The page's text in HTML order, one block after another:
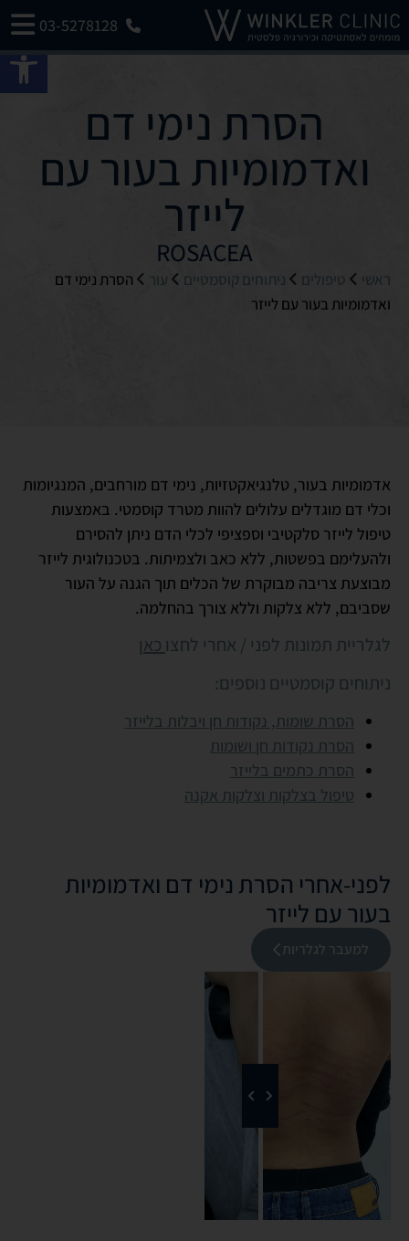
03-5278128
הסרת נימי דם
ואדמומיות בעור עם
לייזר
ROSACEA
ראשי טיפולים ניתוחים קוסמטיים עור
הסרת נימי דם
ואדמומיות בעור עם לייזר
אדמומיות בעור, טלנגיאקטזיות, נימי דם מורחבים, המנגיומות
וכלי דם מוגדלים עלולים להוות מטרד קוסמטי. באמצעות
טיפול לייזר סלקטיבי וספציפי לכלי הדם ניתן להסירם
ולהעלימם בפשטות, ללא כאב ולצמיתות. בטכנולוגית לייזר
מבוצעת צריבה מבוקרת של הכלים תוך הגנה על העור
שסביבם, ללא צלקות וללא צורך בהחלמה.
לגלריית תמונות לפני / אחרי לחצו כאן
ניתוחים קוסמטיים נוספים:
הסרת שומות, נקודות חן ויבלות בלייזר
הסרת נקודות חן ושומות
הסרת כתמים בלייזר
טיפול בצלקות וצלקות אקנה
לפני-אחרי הסרת נימי דם ואדמומיות
בעור עם לייזר
למעבר לגלריות